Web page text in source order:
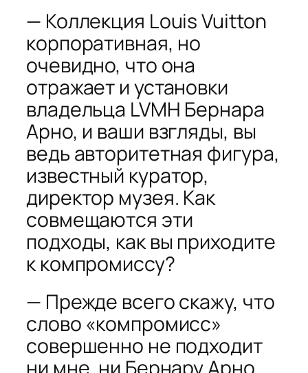
— Коллекция Louis Vuitton
корпоративная, но
очевидно, что она
отражает и установки
владельца LVMH Бернара
Арно, и ваши взгляды, вы
ведь авторитетная фигура,
известный куратор,
директор музея. Как
совмещаются эти
подходы, как вы приходите
к компромиссу?
— Прежде всего скажу, что
слово «компромисс»
совершенно не подходит